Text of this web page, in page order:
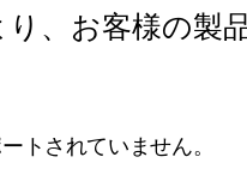
、お客様の製
トされていません。